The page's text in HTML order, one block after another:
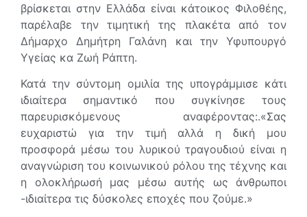
βρίσκεται στην Ελλάδα είναι κάτοικος Φιλοθέης,
παρέλαβε την τιμητική της πλακέτα από τον
Δήμαρχο Δημήτρη Γαλάνη και την Υφυπουργό
Υγείας κα Ζωή Ράπτη.
Κατά την σύντομη ομιλία της υπογράμμισε κάτι
ιδιαίτερα σημαντικό που συγκίνησε τους
παρευρισκόμενους αναφέροντας:.«Σας
ευχαριστώ για την τιμή αλλά η δική μου
προσφορά μέσω του λυρικού τραγουδιού είναι η
αναγνώριση του κοινωνικού ρόλου της τέχνης και
η ολοκλήρωσή μας μέσω αυτής ως άνθρωποι
-ιδιαίτερα τις δύσκολες εποχές που ζούμε.»